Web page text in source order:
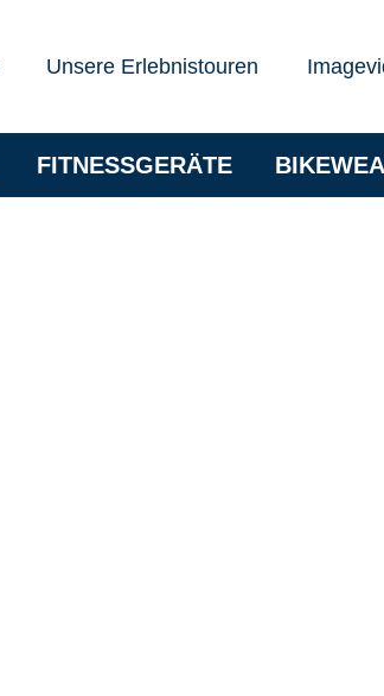
Unsere Erlebnistouren
FITNESSGERÄTE